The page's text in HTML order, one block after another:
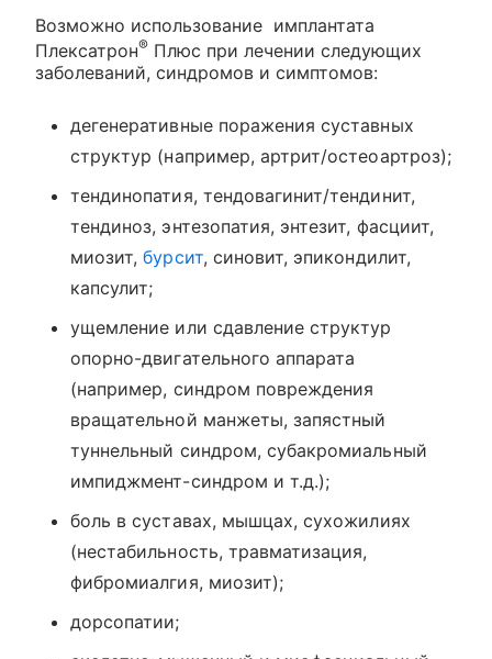
Возможно использование имплантата
Плексатрон® Плюс при лечении следующих
заболеваний, синдромов и симптомов:
дегенеративные поражения суставных
структур (например, артрит/остеоартроз);
тендинопатия, тендовагинит/тендинит,
тендиноз, энтезопатия, энтезит, фасциит,
миозит,бурсит, синовит, эпикондилит,
капсулит;
ущемление или сдавление структур
опорно-двигательного аппарата
(например, синдром повреждения
вращательной манжеты, запястный
туннельный синдром, субакромиальный
импиджмент-синдром и т.д.);
боль в суставах, мышцах, сухожилиях
(нестабильность, травматизация,
фибромиалгия, миозит);
дорсопатии;